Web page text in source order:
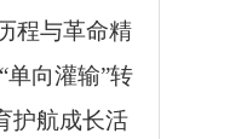
程与革命精
向灌输”转
护航成长活